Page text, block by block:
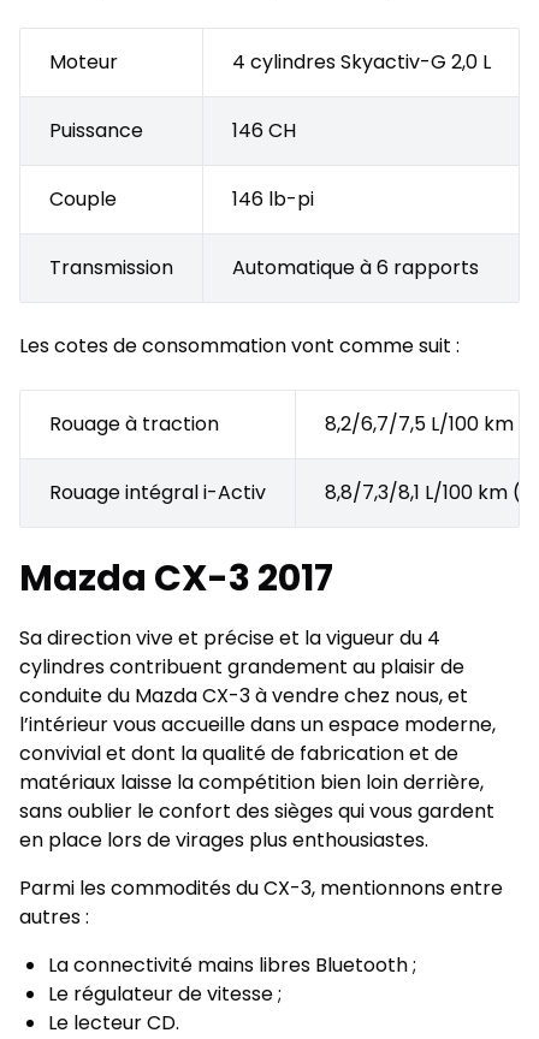
Moteur 4 cylindres Skyactiv-G 2,0 L
Puissance 146 CH
Couple 146 lb-pi
Transmission Automatique à 6 rapports
Les cotes de consommation vont comme suit :
Rouage à traction 8,2/6,7/7,5 L/100 km
Rouage intégral i-Activ 8,8/7,3/8,1 L/100 km
Mazda CX-3 2017
Sa direction vive et précise et la vigueur du 4
cylindres contribuent grandement au plaisir de
conduite du Mazda CX-3 à vendre chez nous, et
l’intérieur vous accueille dans un espace moderne,
convivial et dont la qualité de fabrication et de
matériaux laisse la compétition bien loin derrière,
sans oublier le confort des sièges qui vous gardent
en place lors de virages plus enthousiastes.
Parmi les commodités du CX-3, mentionnons entre
autres :
La connectivité mains libres Bluetooth ;
Le régulateur de vitesse ;
Le lecteur CD.